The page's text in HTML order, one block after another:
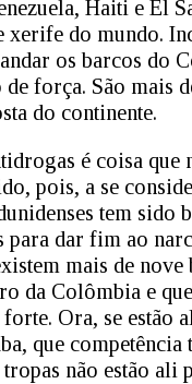
Haiti e El
xerife do mundo.
os barcos do
de força. São mais
do continente.
é coisa que
pois, a se
tem sido
para dar fim ao
mais de nove
da Colômbia e
Ora, se estão
que competência
não estão ali